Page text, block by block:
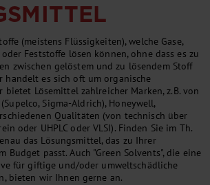
(meistens Flüssigkeiten), welche Gase,
Feststoffe lösen können, ohne dass es zu
zwischen gelöstem und zu lösendem Stoff
handelt es sich oft um organische
bietet Lösemittel zahlreicher Marken, z.B. von
(Supelco, Sigma-Aldrich), Honeywell,
Qualitäten (von technisch über
oder UHPLC oder VLSI). Finden Sie im Th.
das Lösungsmittel, das zu Ihrer
Budget passt. Auch "Green Solvents", die eine
für giftige und/oder umweltschädliche
bieten wir Ihnen gerne an.